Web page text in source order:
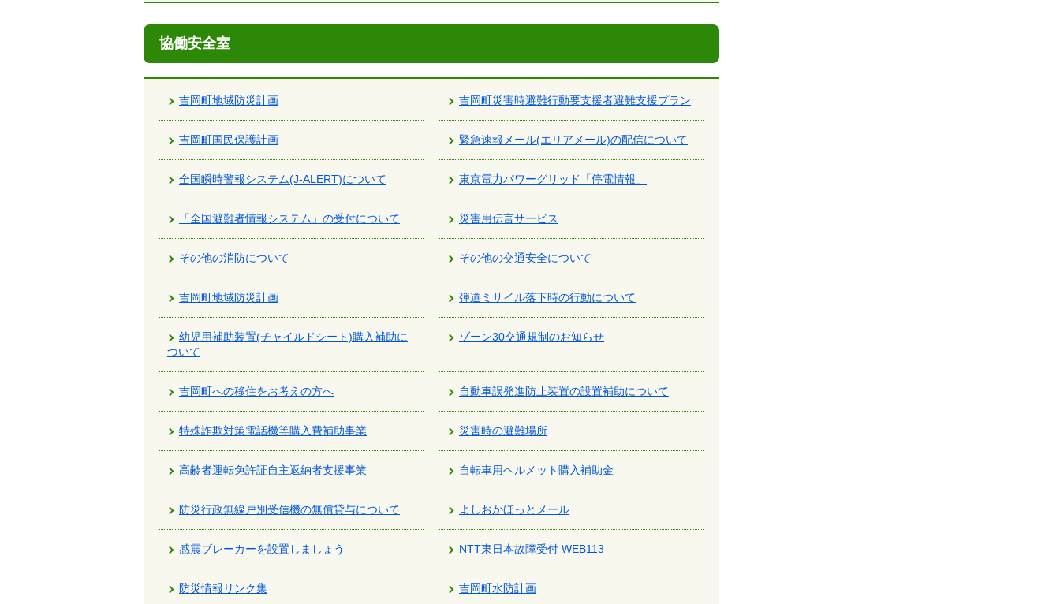
協働安全室
吉岡町地域防災計画 吉岡町災害時避難行動要支援者避難支援プラン
吉岡町国民保護計画 緊急速報メール(エリアメール)の配信について
全国瞬時警報システム(J-ALERT)について 東京電力パワーグリッド「停電情報」
「全国避難者情報システム」の受付について 災害用伝言サービス
その他の消防について その他の交通安全について
吉岡町地域防災計画 弾道ミサイル落下時の行動について
幼児用補助装置(チャイルドシート)購入補助に
ついて
ゾーン30交通規制のお知らせ
吉岡町への移住をお考えの方へ 自動車誤発進防止装置の設置補助について
特殊詐欺対策電話機等購入費補助事業 災害時の避難場所
高齢者運転免許証自主返納者支援事業 自転車用ヘルメット購入補助金
防災行政無線戸別受信機の無償貸与について よしおかほっとメール
感震ブレーカーを設置しましょう NTT東日本故障受付 WEB113
防災情報リンク集 吉岡町水防計画